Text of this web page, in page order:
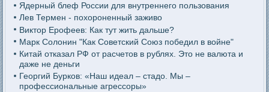
Ядерный блеф России для внутреннего пользования
Лев Термен - похороненный заживо
Виктор Ерофеев: Как тут жить дальше?
Марк Солонин "Как Советский Союз победил в войне"
Китай отказал РФ от расчетов в рублях. Это не валюта и
даже не деньги
Георгий Бурков: «Наш идеал – стадо. Мы –
профессиональные агрессоры»